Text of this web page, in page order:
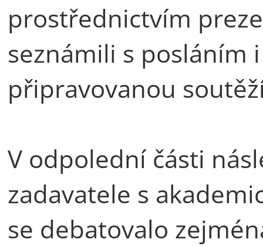
prostřednictvím
seznámili s posláním
připravovanou
V odpolední části
zadavatele s
se debatovalo